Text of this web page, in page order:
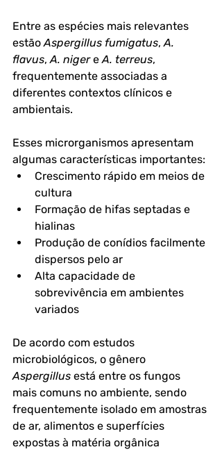
Entre as espécies mais relevantes
estão Aspergillus fumigatus, A.
flavus, A. niger e A. terreus,
frequentemente associadas a
diferentes contextos clínicos e
ambientais.
Esses microrganismos apresentam
algumas características importantes:
Crescimento rápido em meios de
cultura
Formação de hifas septadas e
hialinas
Produção de conídios facilmente
dispersos pelo ar
Alta capacidade de
sobrevivência em ambientes
variados
De acordo com estudos
microbiológicos, o gênero
Aspergillus está entre os fungos
mais comuns no ambiente, sendo
frequentemente isolado em amostras
de ar, alimentos e superfícies
expostas à matéria orgânica